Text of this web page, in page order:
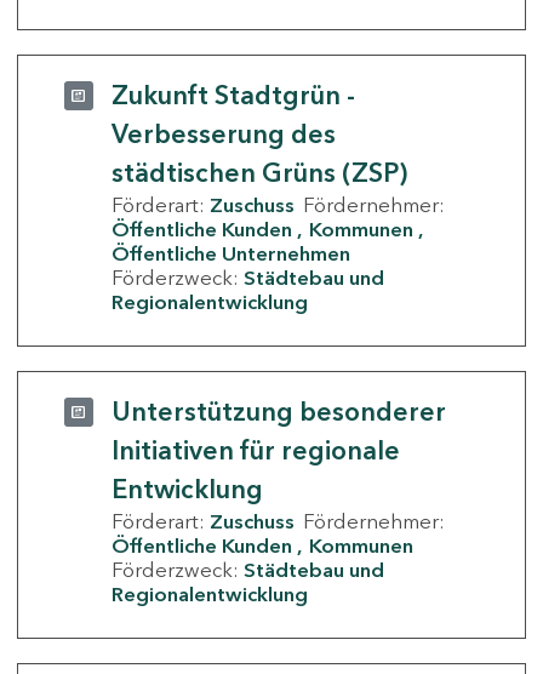
Zukunft Stadtgrün -
Verbesserung des
städtischen Grüns (ZSP)
Förderart: Zuschuss Fördernehmer:
Öffentliche Kunden
Kommunen
Öffentliche Unternehmen
Förderzweck: Städtebau und
Regionalentwicklung
Unterstützung besonderer
Initiativen für regionale
Entwicklung
Förderart: Zuschuss Fördernehmer:
Öffentliche Kunden
Kommunen
Förderzweck: Städtebau und
Regionalentwicklung